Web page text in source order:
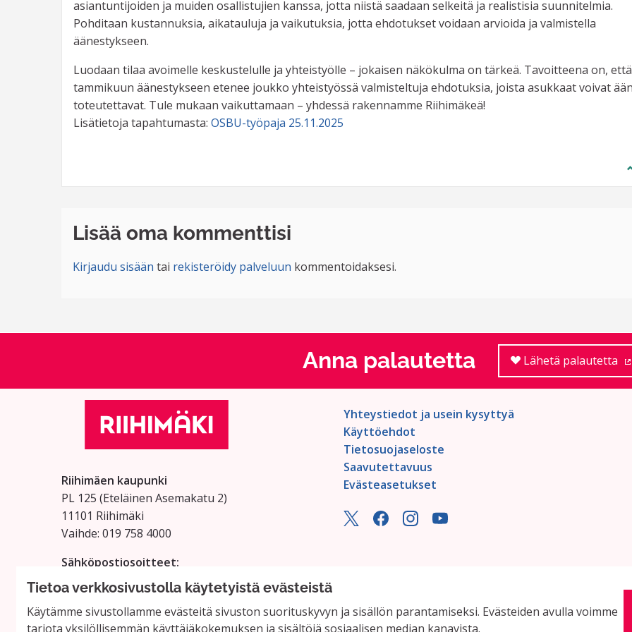
Tietoa verkkosivustolla käytetyistä evästeistä
Käytämme sivustollamme evästeitä sivuston suorituskyvyn ja sisällön parantamiseksi. Evästeiden avulla voimme
tarjota yksilöllisemmän käyttäjäkokemuksen ja sisältöjä sosiaalisen median kanavista.
asiantuntijoiden ja muiden osallistujien kanssa, jotta niistä saadaan selkeitä ja realistisia suunnitelmia.
Pohditaan kustannuksia, aikatauluja ja vaikutuksia, jotta ehdotukset voidaan arvioida ja valmistella
äänestykseen.
Luodaan tilaa avoimelle keskustelulle ja yhteistyölle – jokaisen näkökulma on tärkeä. Tavoitteena on, että
tammikuun äänestykseen etenee joukko yhteistyössä valmisteltuja ehdotuksia, joista asukkaat voivat
toteutettavat. Tule mukaan vaikuttamaan – yhdessä rakennamme Riihimäkeä!
Lisätietoja tapahtumasta: OSBU-työpaja 25.11.2025
Lisää oma kommenttisi
Kirjaudu sisään tai rekisteröidy palveluun kommentoidaksesi.
Anna palautetta Lähetä palautetta
Riihimäen kaupunki
PL 125 (Eteläinen Asemakatu 2)
11101 Riihimäki
Vaihde: 019 758 4000
Sähköpostiosoitteet:
etunimi.sukunimi@riihimaki.fi
Yhteystiedot ja usein kysyttyä
Käyttöehdot
Tietosuojaseloste
Saavutettavuus
Evästeasetukset